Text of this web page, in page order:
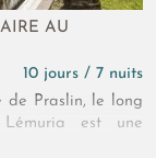
AU
10 jours / 7 nuits
de Praslin, le long
est une
insulaires, il